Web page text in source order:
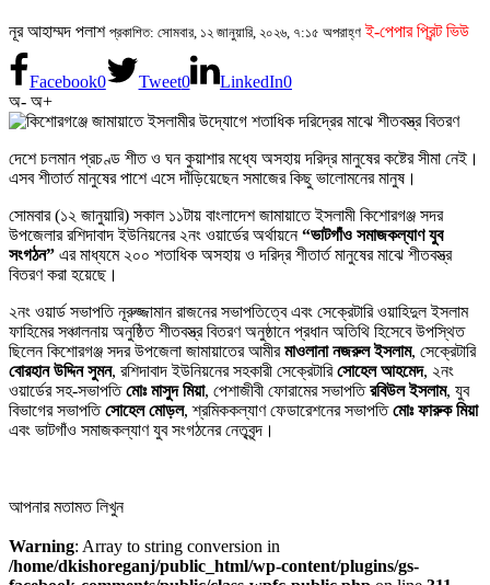
নূর আহাম্মদ পলাশ প্রকাশিত: সোমবার, ১২ জানুয়ারি, ২০২৬, ৭:১৫ অপরাহ্ণ ই-পেপার প্রিন্ট ভিউ
Facebook0 Tweet0 LinkedIn0
অ- অ+
দেশে চলমান প্রচণ্ড শীত ও ঘন কুয়াশার মধ্যে অসহায় দরিদ্র মানুষের কষ্টের সীমা নেই।
এসব শীতার্ত মানুষের পাশে এসে দাঁড়িয়েছেন সমাজের কিছু ভালোমনের মানুষ।
সোমবার (১২ জানুয়ারি) সকাল ১১টায় বাংলাদেশ জামায়াতে ইসলামী কিশোরগঞ্জ সদর
উপজেলার রশিদাবাদ ইউনিয়নের ২নং ওয়ার্ডের অর্থায়নে“ভাটগাঁও সমাজকল্যাণ যুব
সংগঠন” এর মাধ্যমে ২০০ শতাধিক অসহায় ও দরিদ্র শীতার্ত মানুষের মাঝে শীতবস্ত্র
বিতরণ করা হয়েছে।
২নং ওয়ার্ড সভাপতি নূরুজ্জামান রাজনের সভাপতিত্বে এবং সেক্রেটারি ওয়াহিদুল ইসলাম
ফাহিমের সঞ্চালনায় অনুষ্ঠিত শীতবস্ত্র বিতরণ অনুষ্ঠানে প্রধান অতিথি হিসেবে উপস্থিত
ছিলেন কিশোরগঞ্জ সদর উপজেলা জামায়াতের আমীরমাওলানা নজরুল ইসলাম, সেক্রেটারি
বোরহান উদ্দিন সুমন, রশিদাবাদ ইউনিয়নের সহকারী সেক্রেটারিসোহেল আহমেদ, ২নং
ওয়ার্ডের সহ-সভাপতিমোঃ মাসুদ মিয়া, পেশাজীবী ফোরামের সভাপতিরবিউল ইসলাম, যুব
বিভাগের সভাপতিসোহেল মোড়ল, শ্রমিককল্যাণ ফেডারেশনের সভাপতিমোঃ ফারুক মিয়া
এবং ভাটগাঁও সমাজকল্যাণ যুব সংগঠনের নেতৃবৃন্দ।
আপনার মতামত লিখুন
Warning: Array to string conversion in
/home/dkishoreganj/public_html/wp-content/plugins/gs-